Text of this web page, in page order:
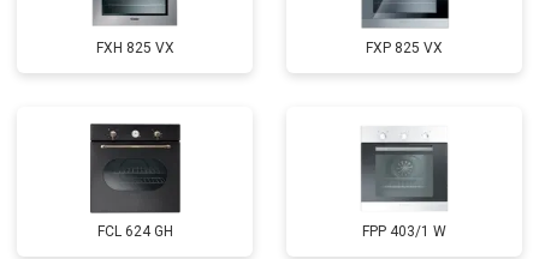
FXH 825 VX FXP 825 VX
FCL 624 GH FPP 403/1 W